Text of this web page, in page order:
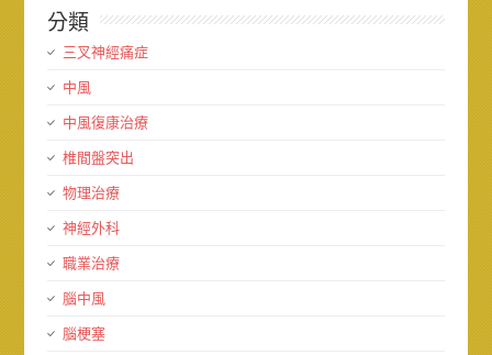
分類
三叉神經痛症
中風
中風復康治療
椎間盤突出
物理治療
神經外科
職業治療
腦中風
腦梗塞